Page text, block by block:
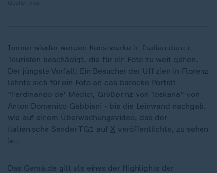
Immer wieder werden Kunstwerke in Italien durch
Touristen beschädigt, die für ein Foto zu weit gehen.
Der jüngste Vorfall: Ein Besucher der Uffizien in Florenz
lehnte sich für ein Foto an das barocke Porträt
"Ferdinando de' Medici, Großprinz von Toskana" von
Anton Domenico Gabbiani - bis die Leinwand nachgab,
wie auf einem Überwachungsvideo, das der
italienische Sender TG1 auf X veröffentlichte, zu sehen
ist.
Das Gemälde gilt als eines der Highlights der